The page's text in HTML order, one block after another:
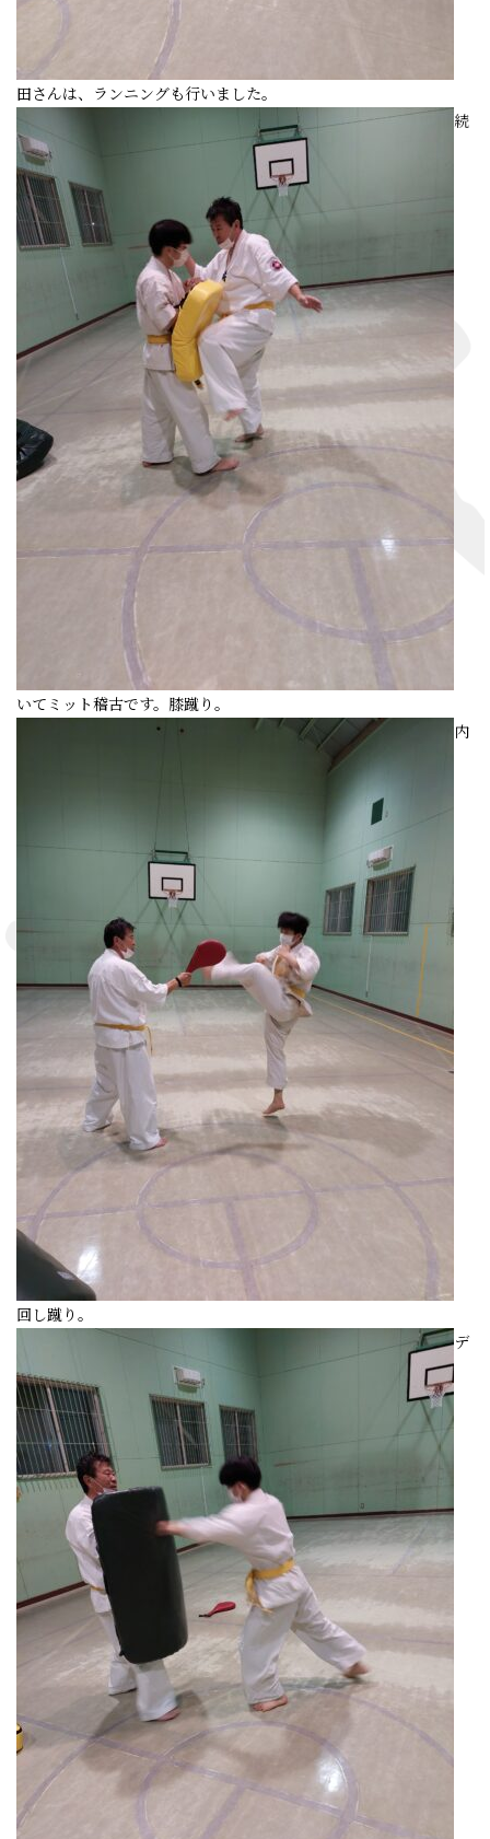
田さんは、ランニングも行いました。
続
いてミット稽古です。膝蹴り。
内
回し蹴り。
デ